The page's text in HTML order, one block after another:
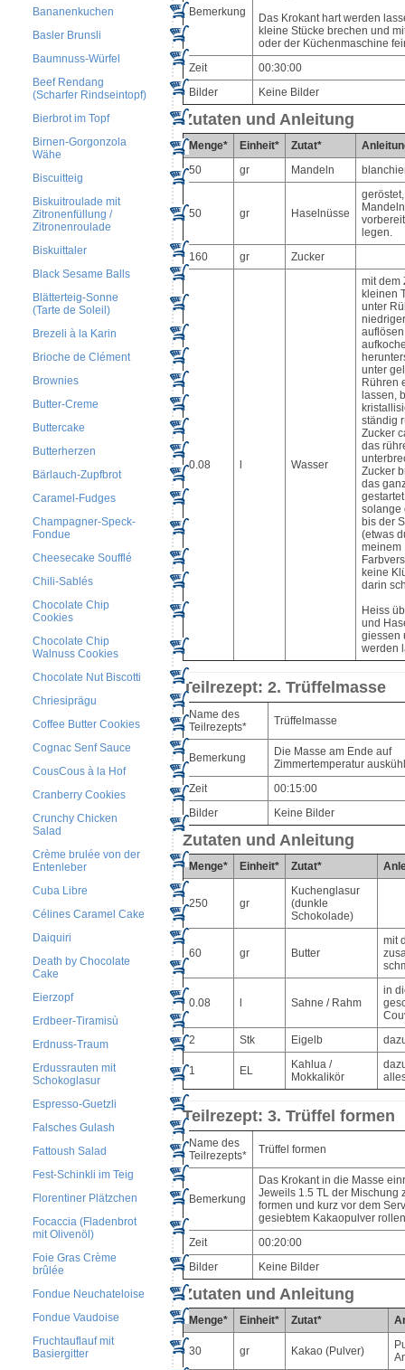
Bananenkuchen
Basler Brunsli
Baumnuss-Würfel
Beef Rendang
(Scharfer Rindseintopf)
Bierbrot im Topf
Birnen-Gorgonzola
Wähe
Biscuitteig
Biskuitroulade mit
Zitronenfüllung /
Zitronenroulade
Biskuittaler
Black Sesame Balls
Blätterteig-Sonne
(Tarte de Soleil)
Brezeli à la Karin
Brioche de Clément
Brownies
Butter-Creme
Buttercake
Butterherzen
Bärlauch-Zupfbrot
Caramel-Fudges
Champagner-Speck-
Fondue
Cheesecake Soufflé
Chili-Sablés
Chocolate Chip
Cookies
Chocolate Chip
Walnuss Cookies
Chocolate Nut Biscotti
Chriesiprägu
Coffee Butter Cookies
Cognac Senf Sauce
CousCous à la Hof
Cranberry Cookies
Crunchy Chicken
Salad
Crème brulée von der
Entenleber
Cuba Libre
Célines Caramel Cake
Daiquiri
Death by Chocolate
Cake
Eierzopf
Erdbeer-Tiramisù
Erdnuss-Traum
Erdussrauten mit
Schokoglasur
Espresso-Guetzli
Falsches Gulash
Fattoush Salad
Fest-Schinkli im Teig
Florentiner Plätzchen
Focaccia (Fladenbrot
mit Olivenöl)
Foie Gras Crème
brûlée
Fondue Neuchateloise
Fondue Vaudoise
Fruchtauflauf mit
Basiergitter
Bemerkung
Das Krokant hart werden
kleine Stücke brechen und
oder der Küchenmaschine
Zeit
00:30:00
Bilder
Keine Bilder
Zutaten und Anleitung
Menge* Einheit* Zutat*
50
gr Mandeln
50 gr Haselnüsse
legen.
160
gr Zucker
0.08 Wasser
mit dem
kleinen
unter
unter
Rühren
lassen,
ständig
Zucker
das
Zucker
das
solange
bis der
(etwas
meinem
keine
darin
Heiss
und
giessen
werden
Teilrezept: 2. Trüffelmasse
Name des
Teilrezepts*
Trüffelmasse
Bemerkung
Die Masse am Ende auf
Zimmertemperatur
Zeit
00:15:00
Bilder
Keine Bilder
Zutaten und Anleitung
Menge* Einheit* Zutat*
250 gr
Kuchenglasur
(dunkle
Schokolade)
60 gr Butter
mit
0.08 Sahne / Rahm
in
2
Stk Eigelb
1 EL
Kahlua /
Mokkalikör
Teilrezept: 3. Trüffel formen
Name des
Teilrezepts*
Trüffel formen
Bemerkung
Das Krokant in die Masse
Jeweils 1.5 TL der Mischung
formen und kurz vor dem
gesiebtem Kakaopulver
Zeit
00:20:00
Bilder
Keine Bilder
Zutaten und Anleitung
Menge* Einheit* Zutat*
30 gr Kakao (Pulver)